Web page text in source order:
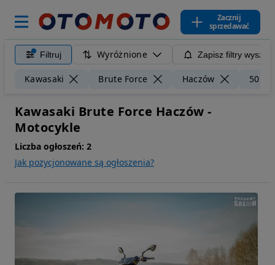
Zacznij
sprzedawać
Filtruj Wyróżnione Zapisz filtry
Kawasaki Brute Force Haczów 50 km
Kawasaki Brute Force Haczów -
Motocykle
Liczba ogłoszeń: 2
Jak pozycjonowane są ogłoszenia?